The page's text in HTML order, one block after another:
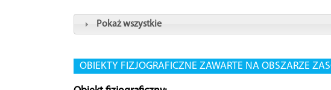
Pokaż wszystkie
OBIEKTY FIZJOGRAFICZNE ZAWARTE NA OBSZARZE